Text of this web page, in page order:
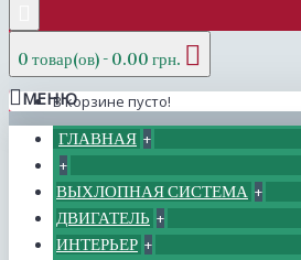
0 товар(ов) - 0.00 грн.
В корзине пусто!
МЕНЮ
ГЛАВНАЯ +
+
ВЫХЛОПНАЯ СИСТЕМА +
ДВИГАТЕЛЬ +
ИНТЕРЬЕР +